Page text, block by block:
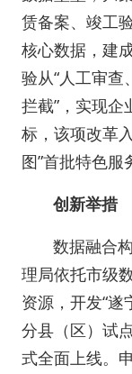
赁备案、竣工
核心数据，建
验从“人工审查
拦截”，实现企
标，该项改革
图”首批特色服
创新举措
数据融合
理局依托市级
资源，开发“遂
分县（区）试
式全面上线。